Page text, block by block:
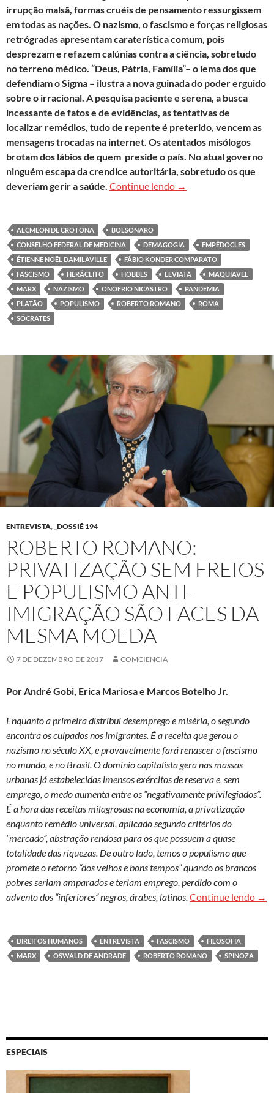
irrupção malsã, formas cruéis de pensamento ressurgissem
em todas as nações. O nazismo, o fascismo e forças religiosas
retrógradas apresentam caraterística comum, pois
desprezam e refazem calúnias contra a ciência, sobretudo
no terreno médico. “Deus, Pátria, Família”– o lema dos que
defendiam o Sigma – ilustra a nova guinada do poder erguido
sobre o irracional. A pesquisa paciente e serena, a busca
incessante de fatos e de evidências, as tentativas de
localizar remédios, tudo de repente é preterido, vencem as
mensagens trocadas na internet. Os atentados misólogos
brotam dos lábios de quem preside o país. No atual governo
ninguém escapa da crendice autoritária, sobretudo os que
deveriam gerir a saúde. Continue lendo O Estado como peste
→
ALCMEON DE CROTONA
BOLSONARO
CONSELHO FEDERAL DE MEDICINA
DEMAGOGIA
EMPÉDOCLES
ÉTIENNE NOËL DAMILAVILLE
FÁBIO KONDER COMPARATO
FASCISMO
HERÁCLITO HOBBES LEVIATÃ
MAQUIAVEL
MARX
NAZISMO ONOFRIO NICASTRO
PANDEMIA
PLATÃO
POPULISMO ROBERTO ROMANO
ROMA
SÓCRATES
ENTREVISTA, _DOSSIÊ 194
ROBERTO ROMANO:
PRIVATIZAÇÃO SEM FREIOS
E POPULISMO ANTI-
IMIGRAÇÃO SÃO FACES DA
MESMA MOEDA
7 DE DEZEMBRO DE 2017 COMCIENCIA
Por André Gobi, Erica Mariosa e Marcos Botelho Jr.
Enquanto a primeira distribui desemprego e miséria, o segundo
encontra os culpados nos imigrantes. É a receita que gerou o
nazismo no século XX, e provavelmente fará renascer o fascismo
no mundo, e no Brasil. O domínio capitalista gera nas massas
urbanas já estabelecidas imensos exércitos de reserva e, sem
emprego, o medo aumenta entre os “negativamente privilegiados”.
É a hora das receitas milagrosas: na economia, a privatização
enquanto remédio universal, aplicado segundo critérios do
“mercado”, abstração rendosa para os que possuem a quase
totalidade das riquezas. De outro lado, temos o populismo que
promete o retorno “dos velhos e bons tempos” quando os brancos
pobres seriam amparados e teriam emprego, perdido com o
advento dos “inferiores” negros, árabes, latinos.Continue lendo →
DIREITOS HUMANOS ENTREVISTA FASCISMO
FILOSOFIA
MARX
OSWALD DE ANDRADE ROBERTO ROMANO SPINOZA
ESPECIAIS